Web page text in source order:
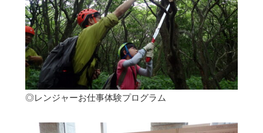
◎レンジャーお仕事体験プログラム